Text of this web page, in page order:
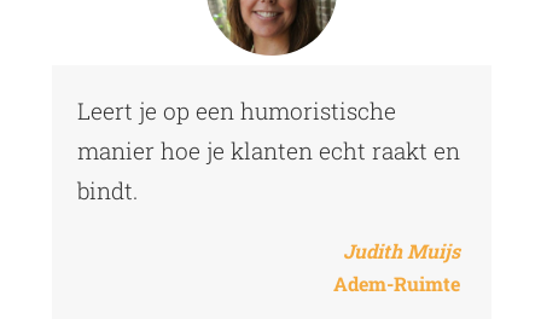
Leert je op een humoristische
manier hoe je klanten echt raakt en
bindt.
Judith Muijs
Adem-Ruimte